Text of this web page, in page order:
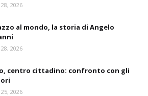
2026
al mondo, la storia di Angelo
2026
centro cittadino: confronto con gli
2026